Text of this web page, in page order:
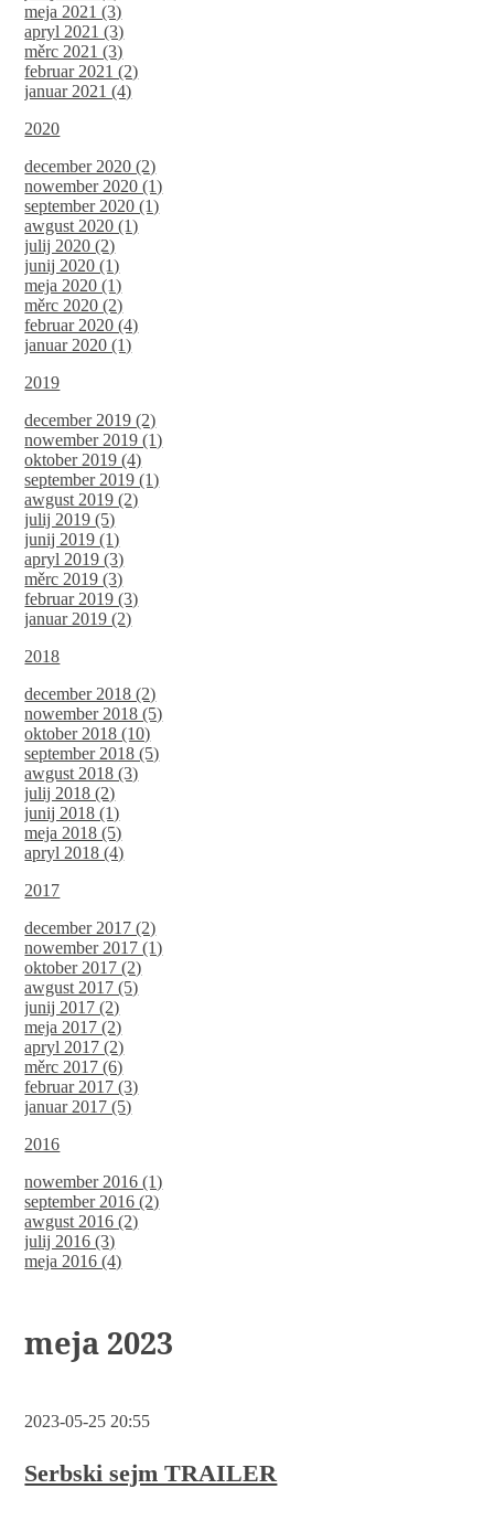
meja 2021 (3)
apryl 2021 (3)
měrc 2021 (3)
februar 2021 (2)
januar 2021 (4)
2020
december 2020 (2)
nowember 2020 (1)
september 2020 (1)
awgust 2020 (1)
julij 2020 (2)
junij 2020 (1)
meja 2020 (1)
měrc 2020 (2)
februar 2020 (4)
januar 2020 (1)
2019
december 2019 (2)
nowember 2019 (1)
oktober 2019 (4)
september 2019 (1)
awgust 2019 (2)
julij 2019 (5)
junij 2019 (1)
apryl 2019 (3)
měrc 2019 (3)
februar 2019 (3)
januar 2019 (2)
2018
december 2018 (2)
nowember 2018 (5)
oktober 2018 (10)
september 2018 (5)
awgust 2018 (3)
julij 2018 (2)
junij 2018 (1)
meja 2018 (5)
apryl 2018 (4)
2017
december 2017 (2)
nowember 2017 (1)
oktober 2017 (2)
awgust 2017 (5)
junij 2017 (2)
meja 2017 (2)
apryl 2017 (2)
měrc 2017 (6)
februar 2017 (3)
januar 2017 (5)
2016
nowember 2016 (1)
september 2016 (2)
awgust 2016 (2)
julij 2016 (3)
meja 2016 (4)
meja 2023
2023-05-25 20:55
Serbski sejm TRAILER